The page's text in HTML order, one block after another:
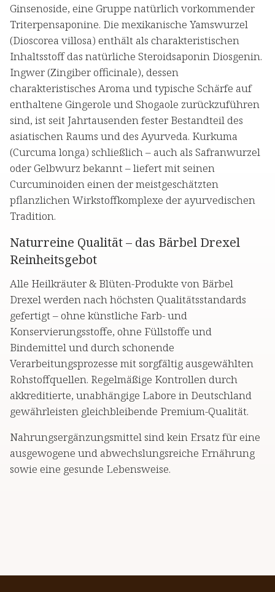
Ginsenoside, eine Gruppe natürlich vorkommender
Triterpensaponine. Die mexikanische Yamswurzel
(Dioscorea villosa) enthält als charakteristischen
Inhaltsstoff das natürliche Steroidsaponin Diosgenin.
Ingwer (Zingiber officinale), dessen
charakteristisches Aroma und typische Schärfe auf
enthaltene Gingerole und Shogaole zurückzuführen
sind, ist seit Jahrtausenden fester Bestandteil des
asiatischen Raums und des Ayurveda. Kurkuma
(Curcuma longa) schließlich – auch als Safranwurzel
oder Gelbwurz bekannt – liefert mit seinen
Curcuminoiden einen der meistgeschätzten
pflanzlichen Wirkstoffkomplexe der ayurvedischen
Tradition.
Naturreine Qualität – das Bärbel Drexel
Reinheitsgebot
Alle Heilkräuter & Blüten-Produkte von Bärbel
Drexel werden nach höchsten Qualitätsstandards
gefertigt – ohne künstliche Farb- und
Konservierungsstoffe, ohne Füllstoffe und
Bindemittel und durch schonende
Verarbeitungsprozesse mit sorgfältig ausgewählten
Rohstoffquellen. Regelmäßige Kontrollen durch
akkreditierte, unabhängige Labore in Deutschland
gewährleisten gleichbleibende Premium-Qualität.
Nahrungsergänzungsmittel sind kein Ersatz für eine
ausgewogene und abwechslungsreiche Ernährung
sowie eine gesunde Lebensweise.